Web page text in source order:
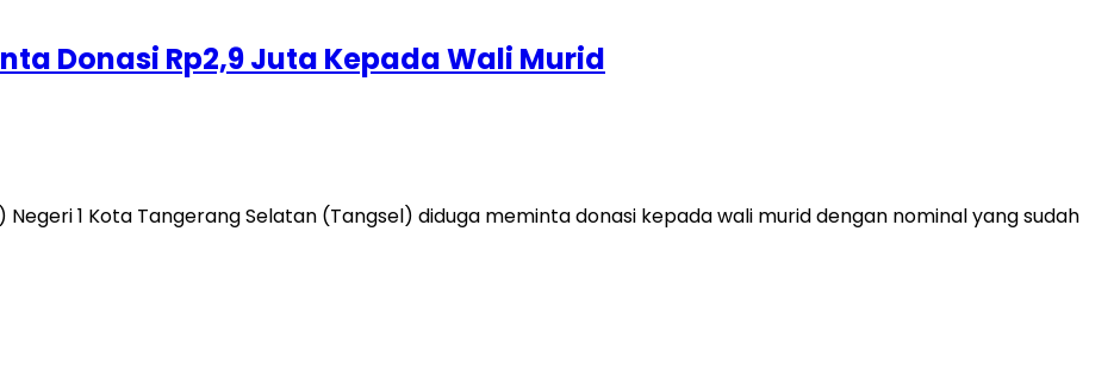
Donasi Rp2,9 Juta Kepada Wali Murid
Negeri 1 Kota Tangerang Selatan (Tangsel) diduga meminta donasi kepada wali murid dengan nominal yang sudah